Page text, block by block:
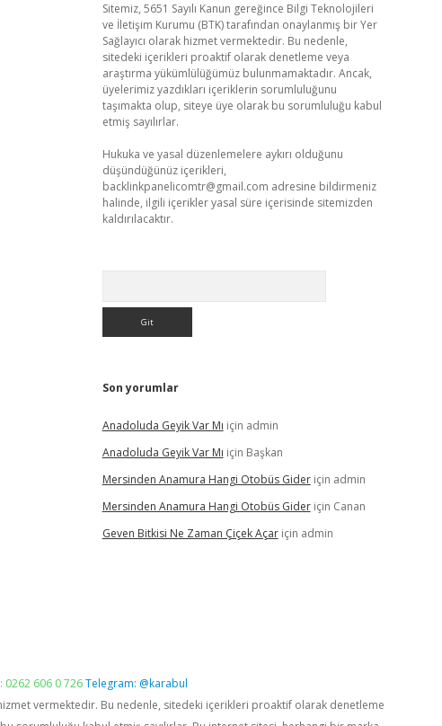
Sitemiz, 5651 Sayılı Kanun gereğince Bilgi Teknolojileri
ve İletişim Kurumu (BTK) tarafından onaylanmış bir Yer
Sağlayıcı olarak hizmet vermektedir. Bu nedenle,
sitedeki içerikleri proaktif olarak denetleme veya
araştırma yükümlülüğümüz bulunmamaktadır. Ancak,
üyelerimiz yazdıkları içeriklerin sorumluluğunu
taşımakta olup, siteye üye olarak bu sorumluluğu kabul
etmiş sayılırlar.
Hukuka ve yasal düzenlemelere aykırı olduğunu
düşündüğünüz içerikleri,
backlinkpanelicomtr@gmail.com adresine bildirmeniz
halinde, ilgili içerikler yasal süre içerisinde sitemizden
kaldırılacaktır.
Son yorumlar
Anadoluda Geyik Var Mı için admin
Anadoluda Geyik Var Mı için Başkan
Mersinden Anamura Hangi Otobüs Gideriçin admin
Mersinden Anamura Hangi Otobüs Gideriçin Canan
Geven Bitkisi Ne Zaman Çiçek Açariçin admin
0262 606 0 726Telegram: @karabul
hizmet vermektedir. Bu nedenle, sitedeki içerikleri proaktif olarak denetleme